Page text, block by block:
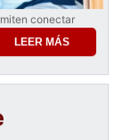
conectar
LEER MÁS